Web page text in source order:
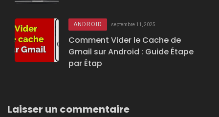
ANDROID septembre 11, 2025
Comment Vider le Cache de
Gmail sur Android : Guide Étape
par Étap
Laisser un commentaire